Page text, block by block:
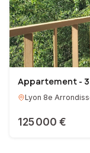
Appartement - 3
Lyon 8e
125 000 €